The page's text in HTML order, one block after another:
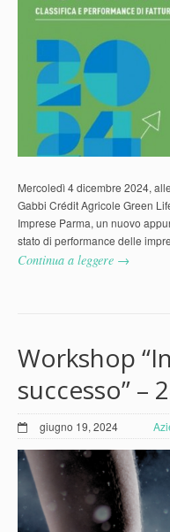
Mercoledì 4 dicembre 2024,
Gabbi Crédit Agricole Green
Imprese Parma, un nuovo
stato di performance delle
Continua a leggere →
Workshop
successo” –
giugno 19, 2024